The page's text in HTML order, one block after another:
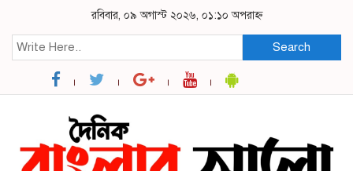
রবিবার, ০৯ অগাস্ট ২০২৬, ০১:১০ অপরাহ্ন
Search